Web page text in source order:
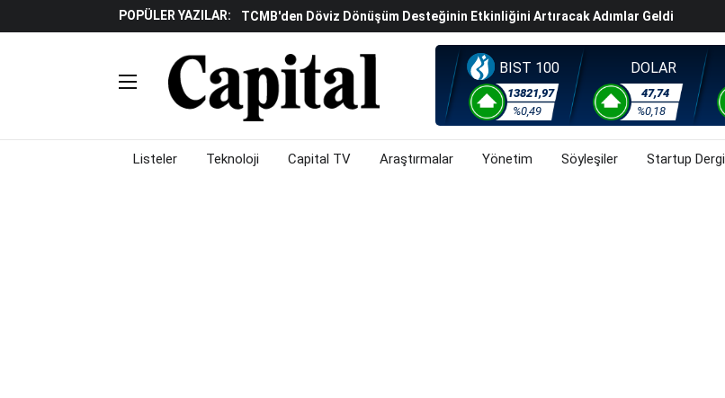
POPÜLER YAZILAR:
Katılım Bankaları Yılın Ilk Yarısında 119,5 Milyar Liralık Sukuk Ihraç Etti
Verisine Çevrildi
Altınay Savunma Grubu C-Level Üst Yönetim Yapılanmasına Geçti
Çalışma Alanları Konser Sahnesine Dönüşüyor
BIST 100
13821,97
%0,49
DOLAR
47,74
%0,18
Listeler Teknoloji Capital TV Araştırmalar Yönetim Söyleşiler Startup Dergi